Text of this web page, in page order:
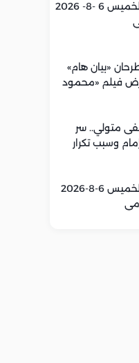
أسعار الذهب اليوم | الخميس 6 -8- 2026
«بيان هام»
فيلم «محمود
متولي.. سر
وسبب تكرار
أسعار الذهب اليوم | الخميس 6-8-2026